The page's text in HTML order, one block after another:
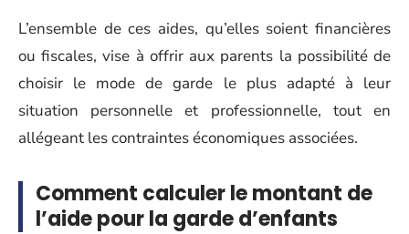
L’ensemble de ces aides, qu’elles soient financières
ou fiscales, vise à offrir aux parents la possibilité de
choisir le mode de garde le plus adapté à leur
situation personnelle et professionnelle, tout en
allégeant les contraintes économiques associées.
Comment calculer le montant de
l’aide pour la garde d’enfants